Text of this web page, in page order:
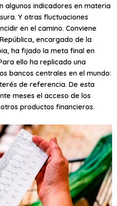
algunos indicadores en materia
Y otras fluctuaciones
en el camino. Conviene
encargado de la
ha fijado la meta final en
ello ha replicado una
bancos centrales en el mundo:
de referencia. De esta
meses el acceso de los
productos financieros.